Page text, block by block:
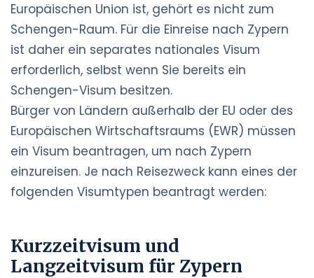
Europäischen Union ist, gehört es nicht zum
Schengen-Raum. Für die Einreise nach Zypern
ist daher ein separates nationales Visum
erforderlich, selbst wenn Sie bereits ein
Schengen-Visum besitzen.
Bürger von Ländern außerhalb der EU oder des
Europäischen Wirtschaftsraums (EWR) müssen
ein Visum beantragen, um nach Zypern
einzureisen. Je nach Reisezweck kann eines der
folgenden Visumtypen beantragt werden:
Kurzzeitvisum und
Langzeitvisum für Zypern